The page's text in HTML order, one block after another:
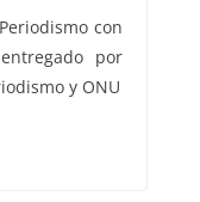
con
por
y ONU